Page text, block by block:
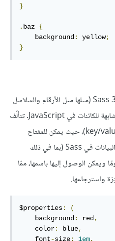
}
. baz {
    background
: yellow;
}
وهي نوعٌ من أنواع البيانات في Sass ‎3.3 (مثلها مثل الأرقام والسلاسل
النّصيّة والقوائم) تتصرّف بطريقة مُشابهة للكائنات في JavaScript. تتألّف
الجداول من أزواج مفتاح/قيمة (key/value)، حيث يمكن للمفتاح
والقيمة أن يكونا أي نوع من أنواع البيانات في Sass (بما في ذلك
ويمكن الوصول إليها باسمها، ممّا
واسترجاعها.
$properties:
(
    background
: red ,
    color
: blue,
    font
-size: 1em,